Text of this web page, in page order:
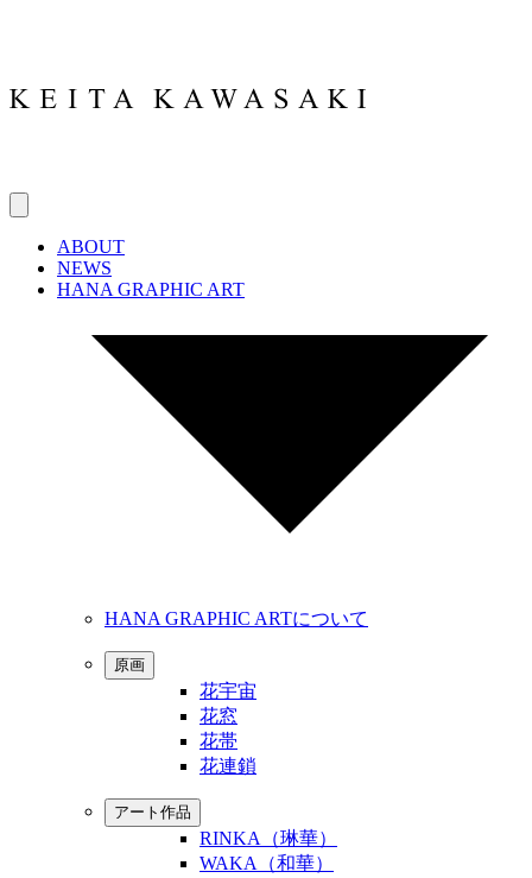
ABOUT
NEWS
HANA GRAPHIC ART
HANA GRAPHIC ARTについて
原画
花宇宙
花窓
花帯
花連鎖
アート作品
RINKA（琳華）
WAKA（和華）